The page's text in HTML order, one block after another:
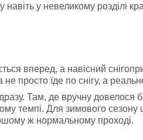
у невеликому розділі
вперед, а навісний
не просто їде по снігу, а
Там, де вручну довелося б
темпі. Для зимового сезону
ж нормальному проході.